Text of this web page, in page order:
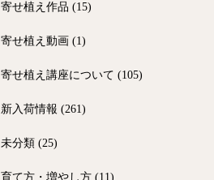
寄せ植え作品 (15)
寄せ植え動画 (1)
寄せ植え講座について (105)
新入荷情報 (261)
未分類 (25)
育て方・増やし方 (11)